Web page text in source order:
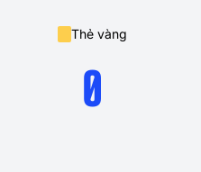
Thẻ vàng
0